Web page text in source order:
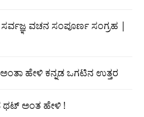
ಸರ್ವಜ್ಞ ವಚನ ಸಂಪೂರ್ಣ ಸಂಗ್ರಹ |
ಹೇಳಿ ಕನ್ನಡ ಒಗಟಿನ ಉತ್ತರ
ಥಟ್ ಅಂತ ಹೇಳಿ !